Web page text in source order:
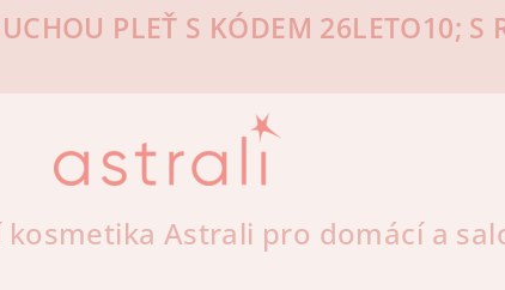
PLEŤ S KÓDEM 26LETO10; S
Astrali pro domácí a